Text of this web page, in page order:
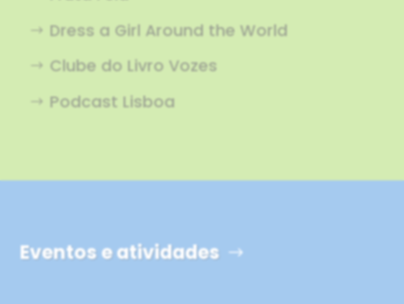
Dress a Girl Around the World
Clube do Livro Vozes
Podcast Lisboa
Eventos e atividades